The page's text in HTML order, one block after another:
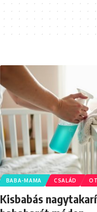
BABA-MAMA CSALÁD
Kisbabás